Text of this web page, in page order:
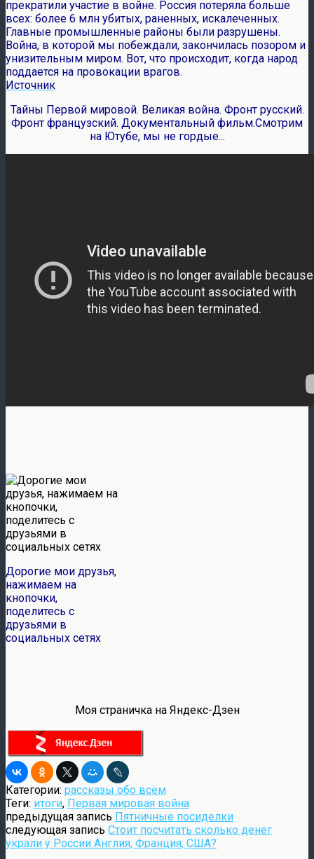
прекратили участие в войне. Россия потеряла больше
всех: более 6 млн убитых, раненных, искалеченных.
Главные промышленные районы были разрушены.
Война, в которой мы побеждали, закончилась позором и
унизительным миром. Вот, что происходит, когда народ
поддается на провокации врагов.
Источник
Тайны Первой мировой. Великая война. Фронт русский.
Фронт французский. Документальный фильм.Смотрим
на Ютубе, мы не гордые...
Дорогие мои друзья,
нажимаем на
кнопочки,
поделитесь с
друзьями в
социальных сетях
Моя страничка на Яндекс-Дзен
Категории: рассказы обо всём
Теги: итоги, Первая мировая война
предыдущая запись Пятничные посиделки
следующая запись Стоит посчитать сколько денег
украли у России Англия, Франция, США?